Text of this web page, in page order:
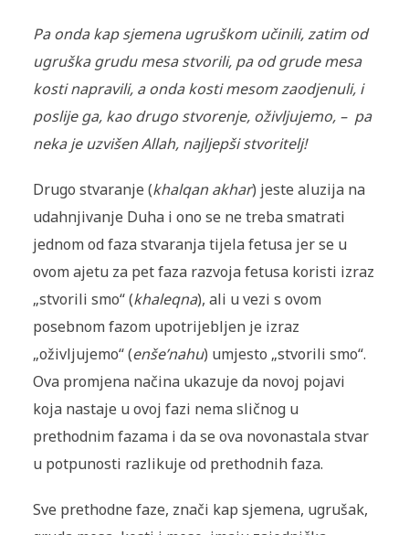
Pa onda kap sjemena ugruškom učinili, zatim od
ugruška grudu mesa stvorili, pa od grude mesa
kosti napravili, a onda kosti mesom zaodjenuli, i
poslije ga, kao drugo stvorenje, oživljujemo, – pa
neka je uzvišen Allah, najljepši stvoritelj!
Drugo stvaranje (khalqan akhar) jeste aluzija na
udahnjivanje Duha i ono se ne treba smatrati
jednom od faza stvaranja tijela fetusa jer se u
ovom ajetu za pet faza razvoja fetusa koristi izraz
„stvorili smo“ (khaleqna), ali u vezi s ovom
posebnom fazom upotrijebljen je izraz
„oživljujemo“ (enše’nahu) umjesto „stvorili smo“.
Ova promjena načina ukazuje da novoj pojavi
koja nastaje u ovoj fazi nema sličnog u
prethodnim fazama i da se ova novonastala stvar
u potpunosti razlikuje od prethodnih faza.
Sve prethodne faze, znači kap sjemena, ugrušak,